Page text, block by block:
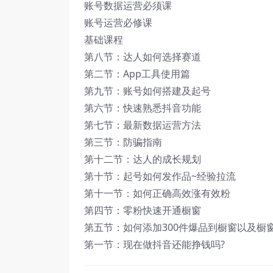
账号数据运营必须课
账号运营必修课
基础课程
第八节：达人如何选择赛道
第二节：App工具使用篇
第九节：账号如何搭建及起号
第六节：快速熟悉抖音功能
第七节：最新数据运营方法
第三节：防骗指南
第十二节：达人的成长规划
第十节：起号如何发作品~经验拉流
第十一节：如何正确高效涨有效粉
第四节：零粉快速开通橱窗
第五节：如何添加300件爆品到橱窗以及橱
第一节：现在做抖音还能挣钱吗?